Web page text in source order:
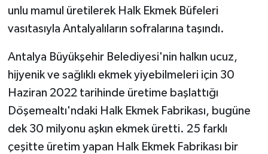
unlu mamul üretilerek Halk Ekmek Büfeleri
vasıtasıyla Antalyalıların sofralarına taşındı.
Antalya Büyükşehir Belediyesi'nin halkın ucuz,
hijyenik ve sağlıklı ekmek yiyebilmeleri için 30
Haziran 2022 tarihinde üretime başlattığı
Döşemealtı'ndaki Halk Ekmek Fabrikası, bugüne
dek 30 milyonu aşkın ekmek üretti. 25 farklı
çeşitte üretim yapan Halk Ekmek Fabrikası bir